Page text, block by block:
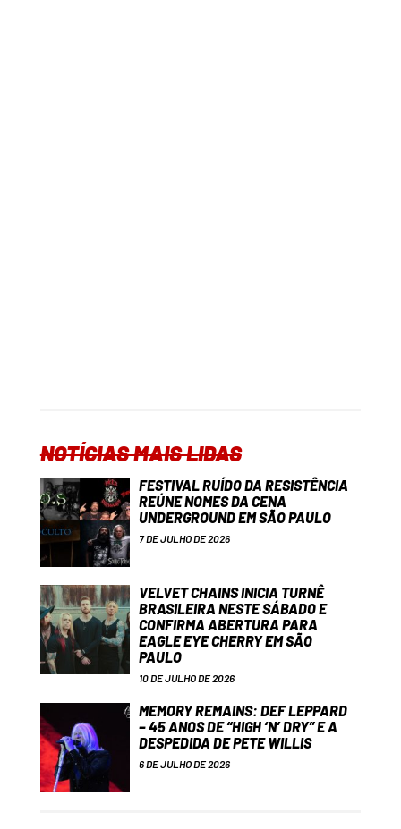
NOTÍCIAS MAIS LIDAS
FESTIVAL RUÍDO DA RESISTÊNCIA
REÚNE NOMES DA CENA
UNDERGROUND EM SÃO PAULO
7 DE JULHO DE 2026
VELVET CHAINS INICIA TURNÊ
BRASILEIRA NESTE SÁBADO E
CONFIRMA ABERTURA PARA
EAGLE EYE CHERRY EM SÃO
PAULO
10 DE JULHO DE 2026
MEMORY REMAINS: DEF LEPPARD
– 45 ANOS DE “HIGH ‘N’ DRY” E A
DESPEDIDA DE PETE WILLIS
6 DE JULHO DE 2026